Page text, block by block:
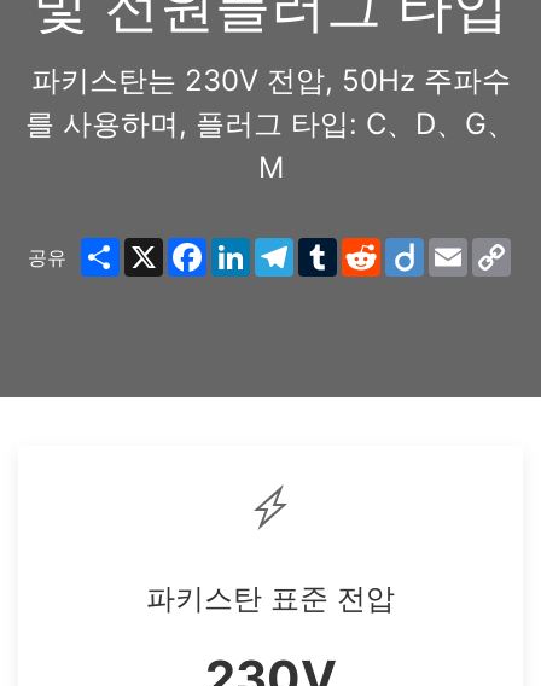
파키스탄는 230V 전압, 50Hz 주파수
를 사용하며, 플러그 타입: C、D、G、
M
공유 ShareX Facebook
LinkedInTelegram
TumblrRedditDiigo Email
파키스탄 표준 전압